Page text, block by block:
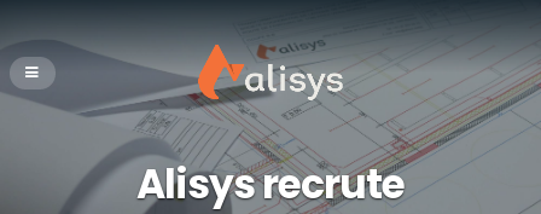
Alisys recrute